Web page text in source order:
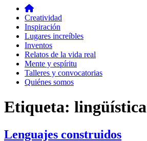
Creatividad
Inspiración
Lugares increíbles
Inventos
Relatos de la vida real
Mente y espíritu
Talleres y convocatorias
Quiénes somos
Etiqueta: lingüística
Lenguajes construidos